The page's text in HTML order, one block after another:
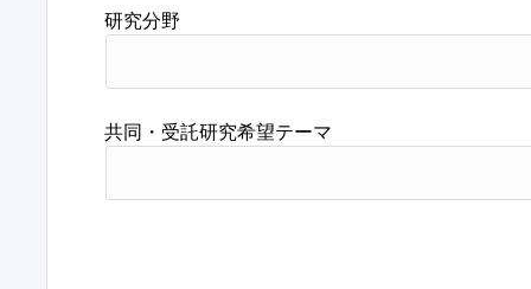
研究分野
共同・受託研究希望テーマ